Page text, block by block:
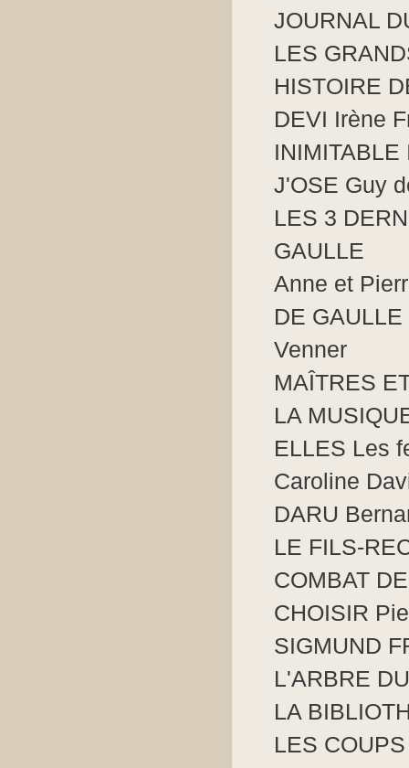
JOURNAL
LES
HISTOIRE
DEVI Irène
INIMITABLE
J'OSE Guy
LES 3
GAULLE
Anne et
DE
Venner
MAÎTRES
LA
ELLES Les
Caroline
DARU
LE FILS-
COMBAT
CHOISIR
SIGMUND
L'ARBRE
LA
LES